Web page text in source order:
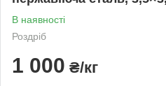
В наявності
Роздріб
1 000 ₴/кг